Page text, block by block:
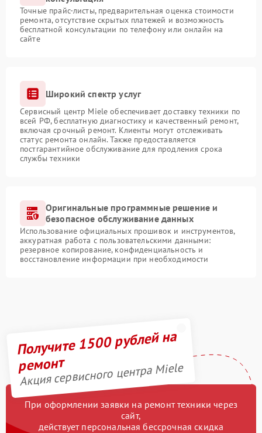
Точные прайс-листы, предварительная оценка стоимости
ремонта, отсутствие скрытых платежей и возможность
бесплатной консультации по телефону или онлайн на
сайте
Широкий спектр услуг
Сервисный центр Miele обеспечивает доставку техники по
всей РФ, бесплатную диагностику и качественный ремонт,
включая срочный ремонт. Клиенты могут отслеживать
статус ремонта онлайн. Также предоставляется
постгарантийное обслуживание для продления срока
службы техники
Оригинальные программные решение и
безопасное обслуживание данных
Использование официальных прошивок и инструментов,
аккуратная работа с пользовательскими данными:
резервное копирование, конфиденциальность и
восстановление информации при необходимости
Получите 1500 рублей на
ремонт
Акция сервисного центра Miele
При оформлении заявки на ремонт техники через
сайт,
действует персональная бессрочная скидка